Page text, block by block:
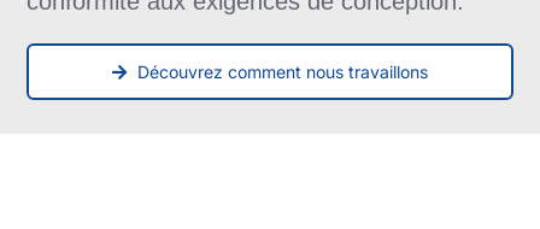
Découvrez comment nous travaillons